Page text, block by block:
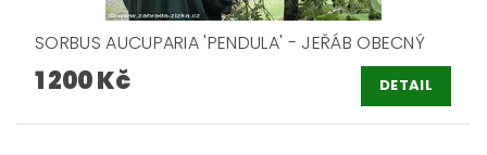
SORBUS AUCUPARIA 'PENDULA' - JEŘÁB OBECNÝ
1 200 Kč DETAIL